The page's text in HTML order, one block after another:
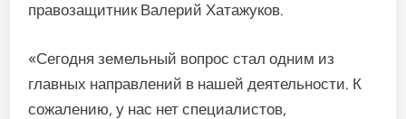
правозащитник Валерий Хатажуков.
«Сегодня земельный вопрос стал одним из
главных направлений в нашей деятельности. К
сожалению, у нас нет специалистов,